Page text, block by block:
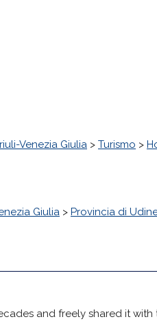
Venezia Giulia > Turismo >
Giulia > Provincia di
and freely shared it with